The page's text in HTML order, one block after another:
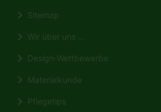
Sitemap
Wir über uns ...
Design-Wettbewerbe
Materialkunde
Pflegetips